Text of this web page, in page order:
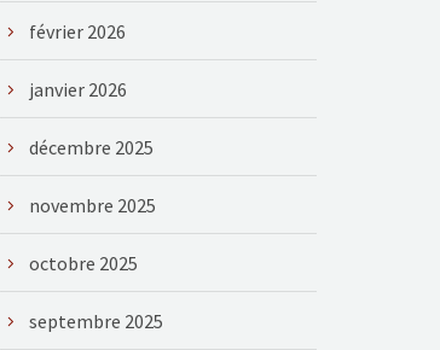
février 2026
janvier 2026
décembre 2025
novembre 2025
octobre 2025
septembre 2025